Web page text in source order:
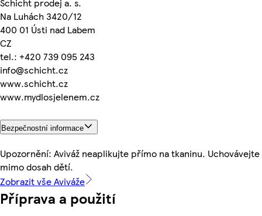
Na Luhách 3420/12
400 01 Ústi nad Labem
CZ
tel.: +420 739 095 243
info@schicht.cz
www.schicht.cz
www.mydlosjelenem.cz
Bezpečnostní informace
Upozornění: Aviváž neaplikujte přímo na tkaninu. Uchovávejte
mimo dosah dětí.
Zobrazit vše Aviváže
Příprava a použití